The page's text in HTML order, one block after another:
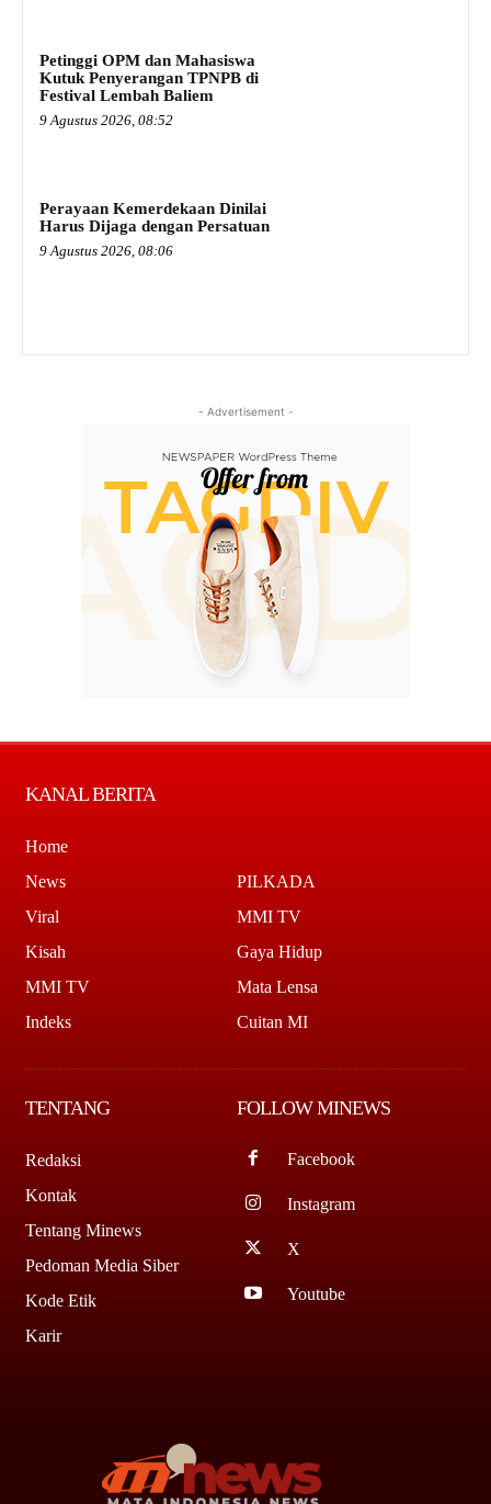
Petinggi OPM dan Mahasiswa
Kutuk Penyerangan TPNPB di
Festival Lembah Baliem
9 Agustus 2026, 08:52
Perayaan Kemerdekaan Dinilai
Harus Dijaga dengan Persatuan
9 Agustus 2026, 08:06
- Advertisement -
KANAL BERITA
Home
News
Viral
Kisah
MMI TV
Indeks
PILKADA
MMI TV
Gaya Hidup
Mata Lensa
Cuitan MI
TENTANG
Redaksi
Kontak
Tentang Minews
Pedoman Media Siber
Kode Etik
Karir
FOLLOW MINEWS
Facebook
Instagram
X
Youtube